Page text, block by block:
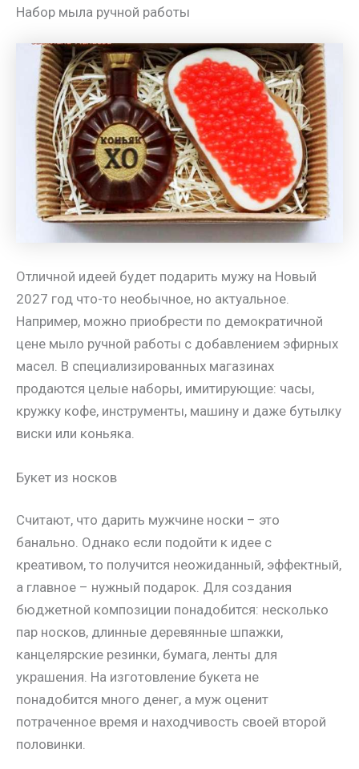
Набор мыла ручной работы
Отличной идеей будет подарить мужу на Новый
2027 год что-то необычное, но актуальное.
Например, можно приобрести по демократичной
цене мыло ручной работы с добавлением эфирных
масел. В специализированных магазинах
продаются целые наборы, имитирующие: часы,
кружку кофе, инструменты, машину и даже бутылку
виски или коньяка.
Букет из носков
Считают, что дарить мужчине носки – это
банально. Однако если подойти к идее с
креативом, то получится неожиданный, эффектный,
а главное – нужный подарок. Для создания
бюджетной композиции понадобится: несколько
пар носков, длинные деревянные шпажки,
канцелярские резинки, бумага, ленты для
украшения. На изготовление букета не
понадобится много денег, а муж оценит
потраченное время и находчивость своей второй
половинки.